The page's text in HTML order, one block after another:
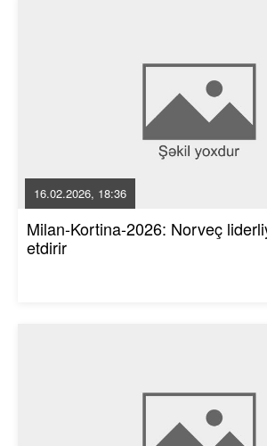
16.02.2026, 18:36
Milan-Kortina-2026: Norveç
etdirir